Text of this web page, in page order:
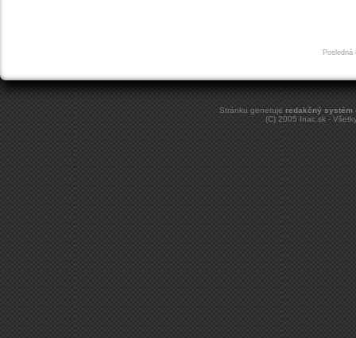
Stránku generuje redakčný systém
(C) 2005 Inac.sk -